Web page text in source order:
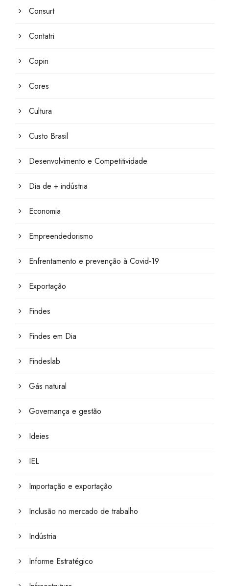
Consurt
Contatri
Copin
Cores
Cultura
Custo Brasil
Desenvolvimento e Competitividade
Dia de + indústria
Economia
Empreendedorismo
Enfrentamento e prevenção à Covid-19
Exportação
Findes
Findes em Dia
Findeslab
Gás natural
Governança e gestão
Ideies
IEL
Importação e exportação
Inclusão no mercado de trabalho
Indústria
Informe Estratégico